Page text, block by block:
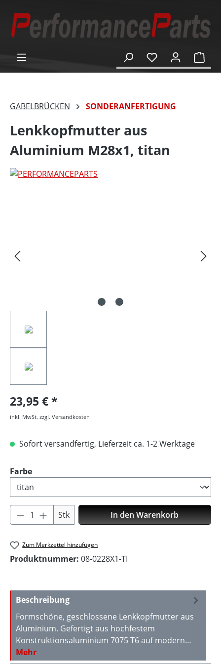
springen
GABELBRÜCKEN SONDERANFERTIGUNG
Lenkkopfmutter aus
Aluminium M28x1, titan
23,95 €
inkl. MwSt. zzgl. Versandkosten
Sofort versandfertig, Lieferzeit ca. 1-2 Werktage
Farbeauswählen
Produkt Anzahl: Gib den gewünschten
Stk In den Warenkorb
Zum Merkzettel hinzufügen
Produktnummer: 08-0228X1-TI
Beschreibung
Formschöne, geschlossene Lenkkopfmutter aus
Aluminium. Gefertigt aus hochfestem
Konstruktionsaluminium 7075 T6 auf modern…
Mehr